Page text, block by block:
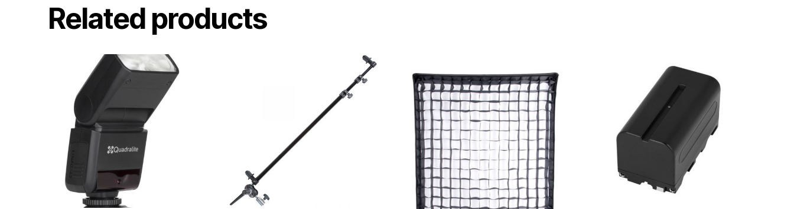
Related products